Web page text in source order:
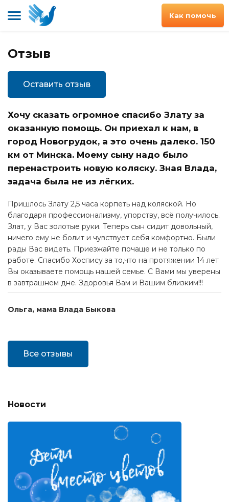
Как помочь
Отзыв
Оставить отзыв
Хочу сказать огромное спасибо Злату за
оказанную помощь. Он приехал к нам, в
город Новогрудок, а это очень далеко. 150
км от Минска. Моему сыну надо было
перенастроить новую коляску. Зная Влада,
задача была не из лёгких.
Пришлось Злату 2,5 часа корпеть над коляской. Но
благодаря профессионализму, упорству, всё получилось.
Злат, у Вас золотые руки. Теперь сын сидит довольный,
ничего ему не болит и чувствует себя комфортно. Были
рады Вас видеть. Приезжайте почаще и не только по
работе. Спасибо Хоспису за то,что на протяжении 14 лет
Вы оказываете помощь нашей семье. С Вами мы уверены
в завтрашнем дне. Здоровья Вам и Вашим близким!!!
Ольга, мама Влада Быкова
Все отзывы
Новости